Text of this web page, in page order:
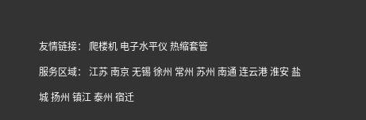
友情链接： 爬楼机 电子水平仪 热缩套管
服务区域： 江苏 南京 无锡 徐州 常州 苏州 南通 连云港 淮安 盐
城 扬州 镇江 泰州 宿迁